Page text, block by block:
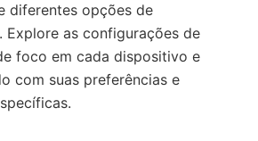
diferentes opções de
Explore as configurações de
foco em cada dispositivo e
com suas preferências e